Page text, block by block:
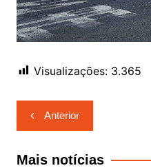
Visualizações: 3.365
Navegação
de
Post
Anterior
Mais notícias